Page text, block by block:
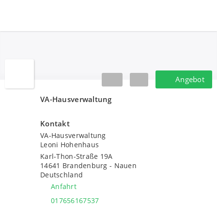
Angebot
VA-Hausverwaltung
Kontakt
VA-Hausverwaltung
Leoni Hohenhaus
Karl-Thon-Straße 19A
14641 Brandenburg - Nauen
Deutschland
Anfahrt
017656167537